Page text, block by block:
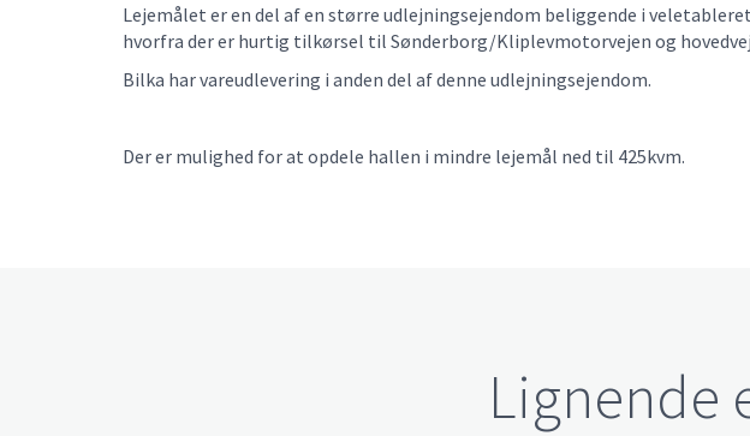
Lejemålet er en del af en større udlejningsejendom beliggende i
hvorfra der er hurtig tilkørsel til Sønderborg/Kliplevmotorvejen og
Bilka har vareudlevering i anden del af denne udlejningsejendom.
Der er mulighed for at opdele hallen i mindre lejemål ned til 425kvm.
Lignende